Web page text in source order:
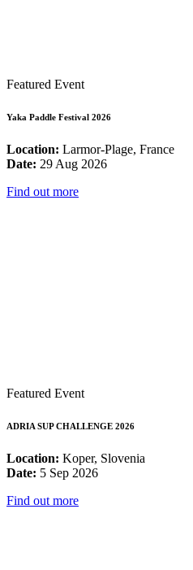
Featured Event
Yaka Paddle Festival 2026
Location: Larmor-Plage, France
Date: 29 Aug 2026
Find out more
Featured Event
ADRIA SUP CHALLENGE 2026
Location: Koper, Slovenia
Date: 5 Sep 2026
Find out more